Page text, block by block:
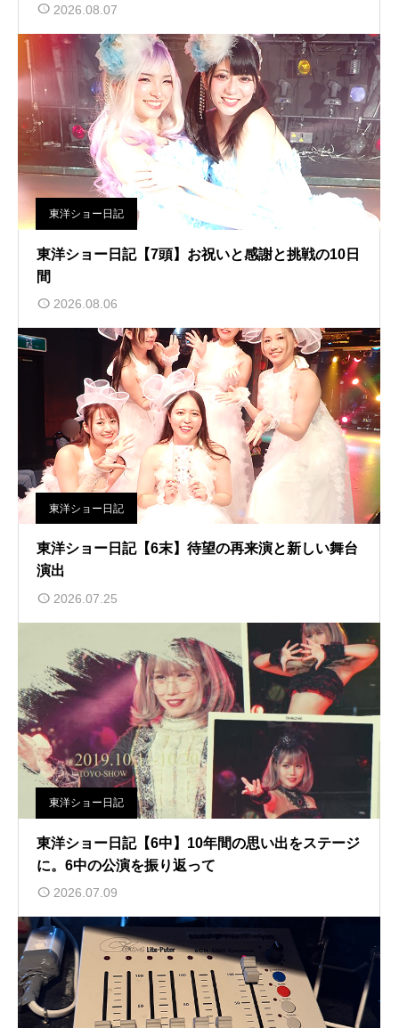
2026.08.07
東洋ショー日記
東洋ショー日記【7頭】お祝いと感謝と挑戦の10日
間
2026.08.06
東洋ショー日記
東洋ショー日記【6末】待望の再来演と新しい舞台
演出
2026.07.25
東洋ショー日記
東洋ショー日記【6中】10年間の思い出をステージ
に。6中の公演を振り返って
2026.07.09